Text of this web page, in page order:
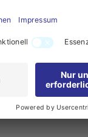
wenig – das